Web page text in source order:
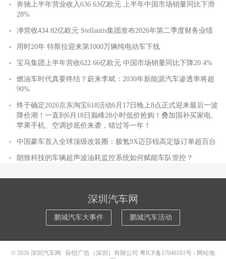
奔驰上半年营业收入636.63亿欧元 上半年中国市场销量同比下滑
28%
净营收434.82亿欧元 Stellantis集团发布2026年第二季度财务业绩
用时20年 特斯拉迎来第1000万辆纯电动车下线
宝马集团上半年营收622.66亿欧元 中国市场销量同比下降20.4%
燃油车时代真要终结？蔚来李斌：2030年新能源汽车渗透率将超
90%
终于确定2026京东淘宝618活动6月17日晚上8点正式迎来最后一波
降价潮！一直到6月18日巅峰28小时低价抢购！叠加国补买家电、
苹果手机、空调抄底价来袭，错过等一年！
中国豪车首入全球顶级改装圈：极氪9X迈莎锐高定版订单超百台
朗致科技的车辆超声波油耗监控系统如何赋能车队管控？
深圳汽车网
鹏城汽车大事件 鹏城汽车活动
© 2026 深圳汽车网 际恒广告（深圳）有限公司 粤ICP备17046181号 - 网站地